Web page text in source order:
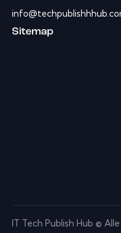
Sitemap
IT Tech Publish Hub ©